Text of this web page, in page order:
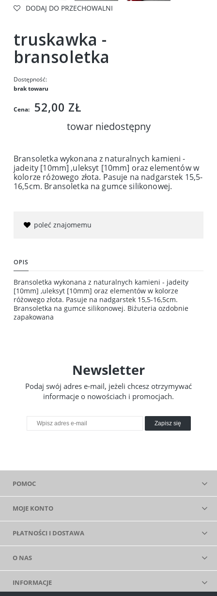
DODAJ DO PRZECHOWALNI
truskawka -
bransoletka
Dostępność:
brak towaru
Cena: 52,00 ZŁ
towar niedostępny
Bransoletka wykonana z naturalnych kamieni -
jadeity [10mm] ,uleksyt [10mm] oraz elementów w
kolorze różowego złota. Pasuje na nadgarstek 15,5-
16,5cm. Bransoletka na gumce silikonowej.
poleć znajomemu
OPIS
Bransoletka wykonana z naturalnych kamieni - jadeity
[10mm] ,uleksyt [10mm] oraz elementów w kolorze
różowego złota. Pasuje na nadgarstek 15,5-16,5cm.
Bransoletka na gumce silikonowej. Biżuteria ozdobnie
zapakowana
Newsletter
Podaj swój adres e-mail, jeżeli chcesz otrzymywać
informacje o nowościach i promocjach.
Zapisz się
POMOC
MOJE KONTO
PŁATNOŚCI I DOSTAWA
O NAS
INFORMACJE